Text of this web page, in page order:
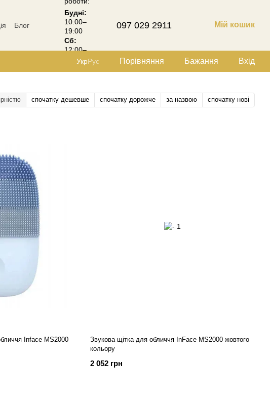
Блог
Будні:
10:00–
19:00
Сб:
12:00–
18:00
097 029 2911 Мій кошик
УкрРус Порівняння Бажання Вхід
спочатку дешевше спочатку дорожче за назвою спочатку нові
Inface MS2000
Звукова щітка для обличчя InFace MS2000 жовтого
кольору
2 052 грн